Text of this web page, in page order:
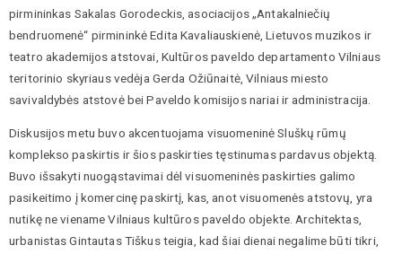
pirmininkas Sakalas Gorodeckis, asociacijos „Antakalniečių
bendruomenė“ pirmininkė Edita Kavaliauskienė, Lietuvos muzikos ir
teatro akademijos atstovai, Kultūros paveldo departamento Vilniaus
teritorinio skyriaus vedėja Gerda Ožiūnaitė, Vilniaus miesto
savivaldybės atstovė bei Paveldo komisijos nariai ir administracija.
Diskusijos metu buvo akcentuojama visuomeninė Sluškų rūmų
komplekso paskirtis ir šios paskirties tęstinumas pardavus objektą.
Buvo išsakyti nuogąstavimai dėl visuomeninės paskirties galimo
pasikeitimo į komercinę paskirtį, kas, anot visuomenės atstovų, yra
nutikę ne viename Vilniaus kultūros paveldo objekte. Architektas,
urbanistas Gintautas Tiškus teigia, kad šiai dienai negalime būti tikri,